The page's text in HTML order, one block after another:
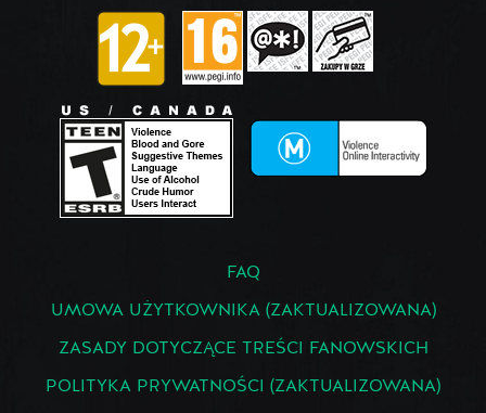
FAQ
UMOWA UŻYTKOWNIKA (ZAKTUALIZOWANA)
ZASADY DOTYCZĄCE TREŚCI FANOWSKICH
POLITYKA PRYWATNOŚCI (ZAKTUALIZOWANA)